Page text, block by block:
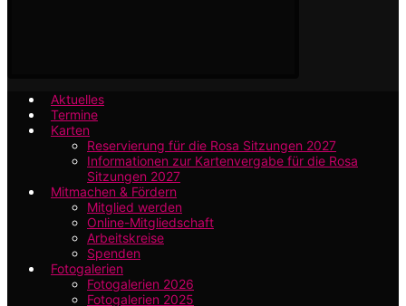
Aktuelles
Termine
Karten
Reservierung für die Rosa Sitzungen 2027
Informationen zur Kartenvergabe für die Rosa
Sitzungen 2027
Mitmachen & Fördern
Mitglied werden
Online-Mitgliedschaft
Arbeitskreise
Spenden
Fotogalerien
Fotogalerien 2026
Fotogalerien 2025